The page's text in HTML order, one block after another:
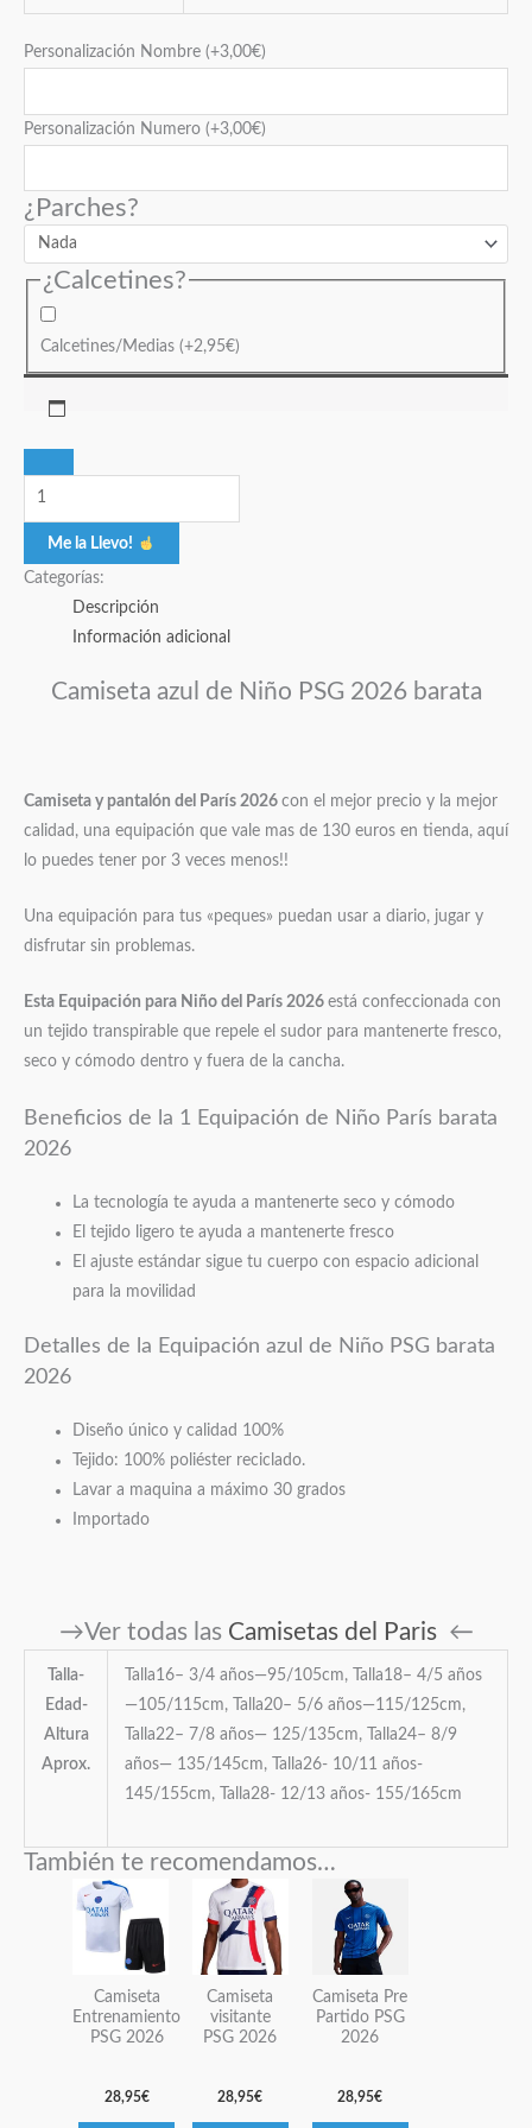
Personalización Nombre (+3,00€)
Personalización Numero (+3,00€)
¿Parches?
¿Calcetines?
Calcetines/Medias(+2,95€)
Me la Llevo!
Categorías:
Descripción
Información adicional
Camiseta azul de Niño PSG 2026 barata
Camiseta y pantalón del París 2026 con el mejor precio y la mejor
calidad, una equipación que vale mas de 130 euros en tienda, aquí
lo puedes tener por 3 veces menos!!
Una equipación para tus «peques» puedan usar a diario, jugar y
disfrutar sin problemas.
Esta Equipación para Niño del París 2026 está confeccionada con
un tejido transpirable que repele el sudor para mantenerte fresco,
seco y cómodo dentro y fuera de la cancha.
Beneficios de la 1 Equipación de Niño París barata
2026
La tecnología te ayuda a mantenerte seco y cómodo
El tejido ligero te ayuda a mantenerte fresco
El ajuste estándar sigue tu cuerpo con espacio adicional
para la movilidad
Detalles de la Equipación azul de Niño PSG barata
2026
Diseño único y calidad 100%
Tejido: 100% poliéster reciclado.
Lavar a maquina a máximo 30 grados
Importado
→Ver todas las Camisetas del Paris ←
Talla-
Edad-
Altura
Aprox.
Talla16– 3/4 años—95/105cm, Talla18– 4/5 años
—105/115cm, Talla20– 5/6 años—115/125cm,
Talla22– 7/8 años— 125/135cm, Talla24– 8/9
años— 135/145cm, Talla26- 10/11 años-
145/155cm, Talla28- 12/13 años- 155/165cm
También te recomendamos…
Camiseta
Entrenamiento
PSG 2026
28,95€
Este
producto
tiene
variantes.
Las
se
Camiseta
visitante
PSG 2026
28,95€
Este
producto
tiene
múltiples
variantes.
Las
se
Camiseta Pre
Partido PSG
2026
28,95€
Este
producto
tiene
múltiples
variantes.
Las
se